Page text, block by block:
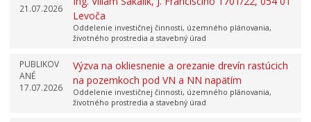
21.07.2026
Levoča
Oddelenie investičnej činnosti, územného plánovania,
životného prostredia a stavebný úrad
PUBLIKOV
ANÉ
17.07.2026
Výzva na okliesnenie a orezanie drevín rastúcich
na pozemkoch pod VN a NN napätím
Oddelenie investičnej činnosti, územného plánovania,
životného prostredia a stavebný úrad